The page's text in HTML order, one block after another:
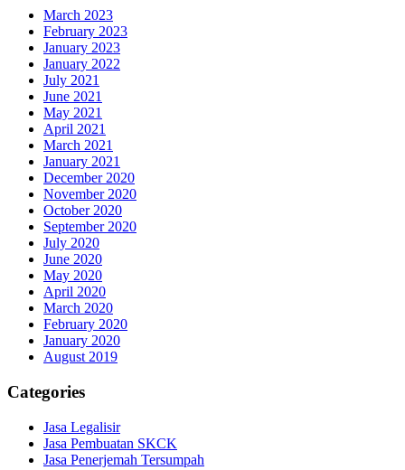
March 2023
February 2023
January 2023
January 2022
July 2021
June 2021
May 2021
April 2021
March 2021
January 2021
December 2020
November 2020
October 2020
September 2020
July 2020
June 2020
May 2020
April 2020
March 2020
February 2020
January 2020
August 2019
Categories
Jasa Legalisir
Jasa Pembuatan SKCK
Jasa Penerjemah Tersumpah